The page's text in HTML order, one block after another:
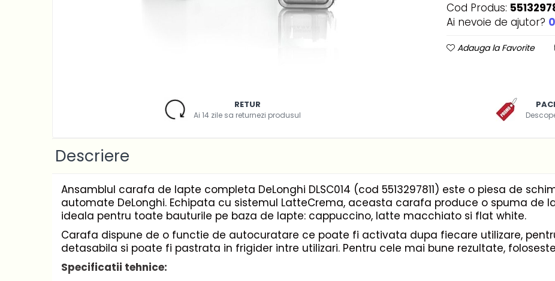
Home & Deco
Accesorii Audio Hi-Fi
Ingrijire personala
Cod Produs:
Ai nevoie de ajutor?
Adauga la Favorite
RETUR
Ai 14 zile sa returnezi produsul
Descriere
Ansamblul carafa de lapte completa DeLonghi DLSC014 (cod 5513297811) este o piesa de
automate DeLonghi. Echipata cu sistemul LatteCrema, aceasta carafa produce o spuma de
ideala pentru toate bauturile pe baza de lapte: cappuccino, latte macchiato si flat white.
Carafa dispune de o functie de autocuratare ce poate fi activata dupa fiecare utilizare,
detasabila si poate fi pastrata in frigider intre utilizari. Pentru cele mai bune rezultate,
Specificatii tehnice: